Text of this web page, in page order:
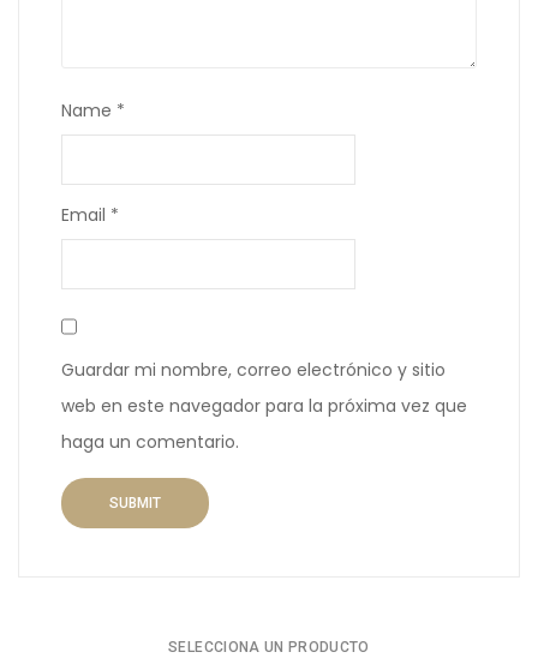
Name *
Email *
Guardar mi nombre, correo electrónico y sitio
web en este navegador para la próxima vez que
haga un comentario.
SELECCIONA UN PRODUCTO